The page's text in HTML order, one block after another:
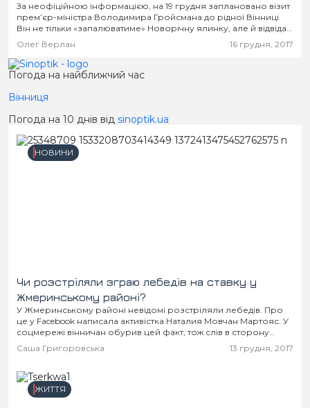
За неофіційною інформацією, на 19 грудня заплановано візит
прем’єр-міністра Володимира Гройсмана до рідної Вінниці.
Він не тільки «запалюватиме» Новорічну ялинку, але й відвідає
декілька об’єктів у місті та області.
Олег Верлан 16 грудня, 2017
Погода на найближчий час
Вінниця
Погода на 10 днів від sinoptik.ua
НОВИНИ
Чи розстріляли зграю лебедів на ставку у
Жмеринському районі?
У Жмеринському районі невідомі розстріляли лебедів. Про
це у Facebook написала активістка Наталия Мовчан Мартояс. У
соцмережі вінничан обурив цей факт, тож слів в сторону
"нелюдів", які жорстоко розстріляли червонокнижних...
Саша Григоровська 13 грудня, 2017
ЖИТТЯ